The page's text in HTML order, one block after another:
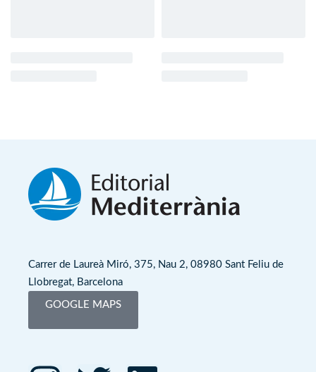
Carrer de Laureà Miró, 375, Nau 2, 08980 Sant Feliu de
Llobregat, Barcelona
GOOGLE MAPS